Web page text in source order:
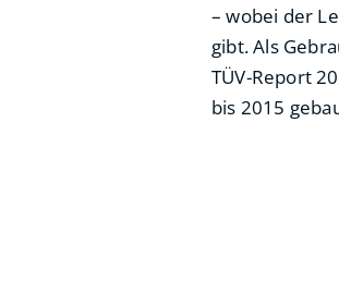
– wobei der
gibt. Als
TÜV-Report
bis 2015